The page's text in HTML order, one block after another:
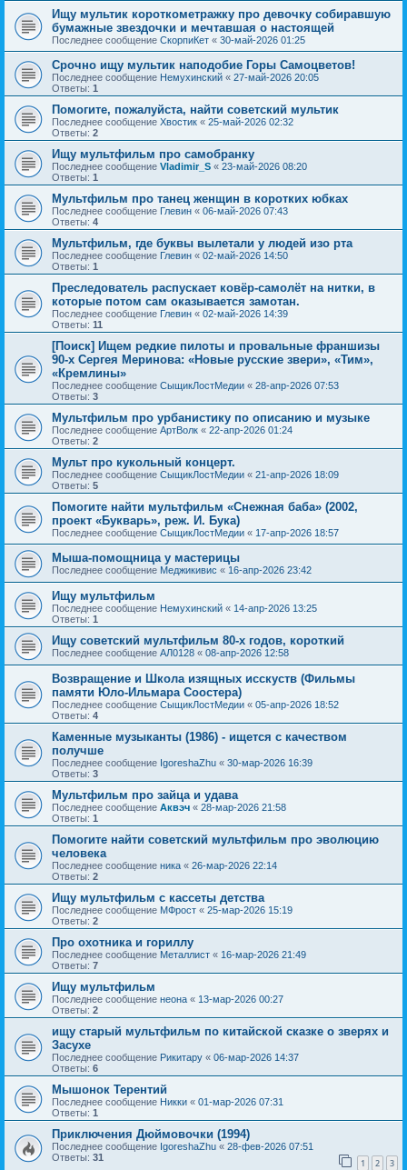
Ищу мультик короткометражку про девочку собиравшую
бумажные звездочки и мечтавшая о настоящей
Последнее сообщение СкорпиКет « 30-май-2026 01:25
Срочно ищу мультик наподобие Горы Самоцветов!
Последнее сообщение Немухинский « 27-май-2026 20:05
Ответы: 1
Помогите, пожалуйста, найти советский мультик
Последнее сообщение Хвостик « 25-май-2026 02:32
Ответы: 2
Ищу мультфильм про самобранку
Последнее сообщение Vladimir_S « 23-май-2026 08:20
Ответы: 1
Мультфильм про танец женщин в коротких юбках
Последнее сообщение Глевин « 06-май-2026 07:43
Ответы: 4
Мультфильм, где буквы вылетали у людей изо рта
Последнее сообщение Глевин « 02-май-2026 14:50
Ответы: 1
Преследователь распускает ковёр-самолёт на нитки, в
которые потом сам оказывается замотан.
Последнее сообщение Глевин « 02-май-2026 14:39
Ответы: 11
[Поиск] Ищем редкие пилоты и провальные франшизы
90-х Сергея Меринова: «Новые русские звери», «Тим»,
«Кремлины»
Последнее сообщение СыщикЛостМедии « 28-апр-2026 07:53
Ответы: 3
Мультфильм про урбанистику по описанию и музыке
Последнее сообщение АртВолк « 22-апр-2026 01:24
Ответы: 2
Мульт про кукольный концерт.
Последнее сообщение СыщикЛостМедии « 21-апр-2026 18:09
Ответы: 5
Помогите найти мультфильм «Снежная баба» (2002,
проект «Букварь», реж. И. Бука)
Последнее сообщение СыщикЛостМедии « 17-апр-2026 18:57
Мыша-помощница у мастерицы
Последнее сообщение Меджикивис « 16-апр-2026 23:42
Ищу мультфильм
Последнее сообщение Немухинский « 14-апр-2026 13:25
Ответы: 1
Ищу советский мультфильм 80-х годов, короткий
Последнее сообщение АЛ0128 « 08-апр-2026 12:58
Возвращение и Школа изящных исскуств (Фильмы
памяти Юло-Ильмара Соостера)
Последнее сообщение СыщикЛостМедии « 05-апр-2026 18:52
Ответы: 4
Каменные музыканты (1986) - ищется с качеством
получше
Последнее сообщение IgoreshaZhu « 30-мар-2026 16:39
Ответы: 3
Мультфильм про зайца и удава
Последнее сообщение Аквэч « 28-мар-2026 21:58
Ответы: 1
Помогите найти советский мультфильм про эволюцию
человека
Последнее сообщение ника « 26-мар-2026 22:14
Ответы: 2
Ищу мультфильм с кассеты детства
Последнее сообщение МФрост « 25-мар-2026 15:19
Ответы: 2
Про охотника и гориллу
Последнее сообщение Металлист « 16-мар-2026 21:49
Ответы: 7
Ищу мультфильм
Последнее сообщение неона « 13-мар-2026 00:27
Ответы: 2
ищу старый мультфильм по китайской сказке о зверях и
Засухе
Последнее сообщение Рикитару « 06-мар-2026 14:37
Ответы: 6
Мышонок Терентий
Последнее сообщение Никки « 01-мар-2026 07:31
Ответы: 1
Приключения Дюймовочки (1994)
Последнее сообщение IgoreshaZhu « 28-фев-2026 07:51
Ответы: 31 1 2 3